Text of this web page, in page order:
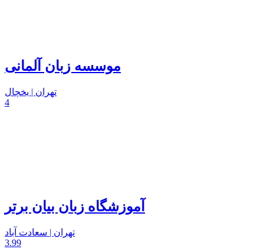
موسسه زبان آلمانی
تهران | یخچال
4
آموزشگاه زبان بیان برتر
تهران | سعادت آباد
3.99